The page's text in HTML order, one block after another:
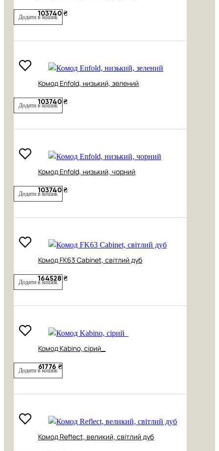
103740 ₴
Додати в кошик
Комод Enfold, низький, зелений
103740 ₴
Додати в кошик
Комод Enfold, низький, чорний
103740 ₴
Додати в кошик
Комод FK63 Cabinet, світлий дуб
164528 ₴
Додати в кошик
Комод Kabino, сірий_
61776 ₴
Додати в кошик
Комод Reflect, великий, світлий дуб